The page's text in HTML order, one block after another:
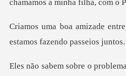
chamamos a minha fi
es